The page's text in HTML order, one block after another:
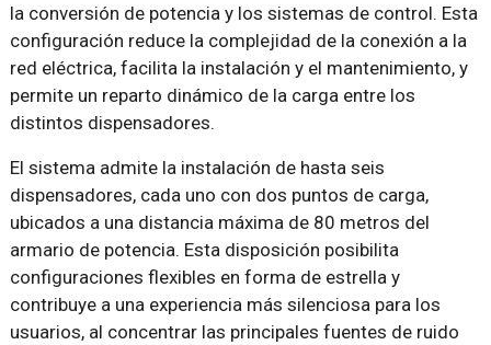
la conversión de potencia y los sistemas de control. Esta
configuración reduce la complejidad de la conexión a la
red eléctrica, facilita la instalación y el mantenimiento, y
permite un reparto dinámico de la carga entre los
distintos dispensadores.
El sistema admite la instalación de hasta seis
dispensadores, cada uno con dos puntos de carga,
ubicados a una distancia máxima de 80 metros del
armario de potencia. Esta disposición posibilita
configuraciones flexibles en forma de estrella y
contribuye a una experiencia más silenciosa para los
usuarios, al concentrar las principales fuentes de ruido